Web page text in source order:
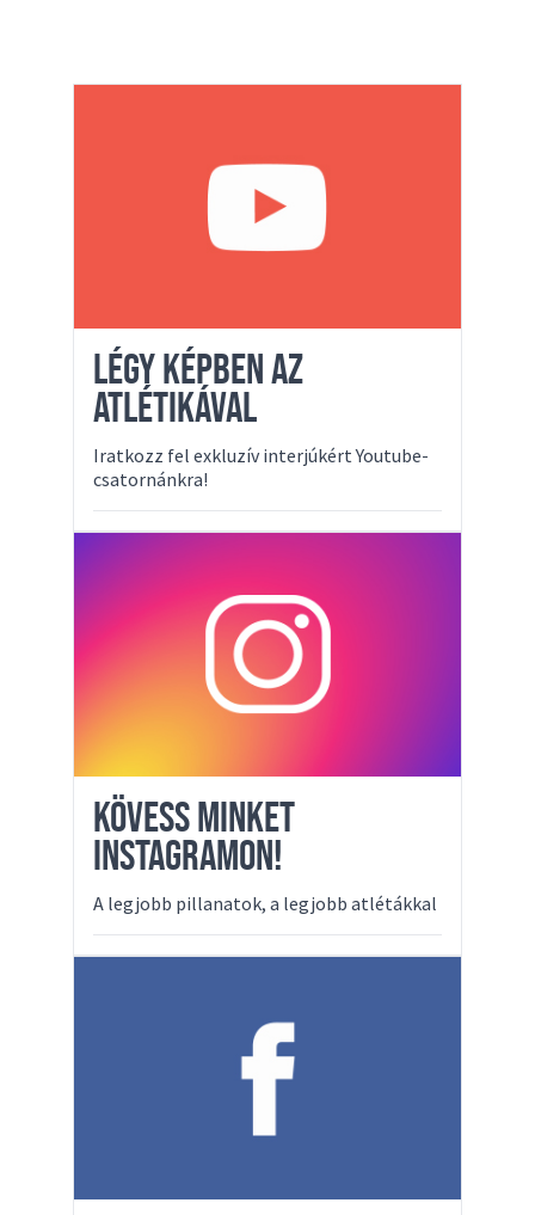
LÉGY KÉPBEN AZ
ATLÉTIKÁVAL
Iratkozz fel exkluzív interjúkért Youtube-
csatornánkra!
KÖVESS MINKET
INSTAGRAMON!
A legjobb pillanatok, a legjobb atlétákkal